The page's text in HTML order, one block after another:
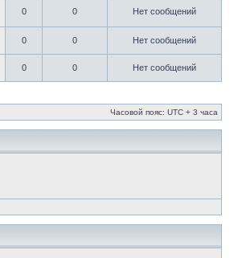
0 0 Нет сообщений
0 0 Нет сообщений
0 0 Нет сообщений
Часовой пояс: UTC + 3 часа